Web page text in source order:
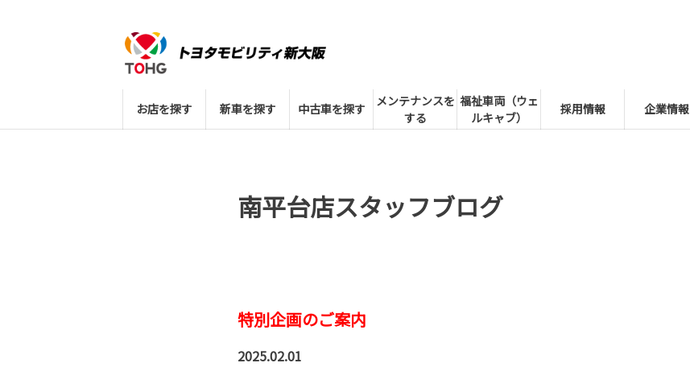
お店を探す 新車を探す 中古車を探す
メンテナンスを
する
福祉車両（ウェ
ルキャブ）
採用情報 企業情報
南平台店スタッフブログ
特別企画のご案内
2025.02.01